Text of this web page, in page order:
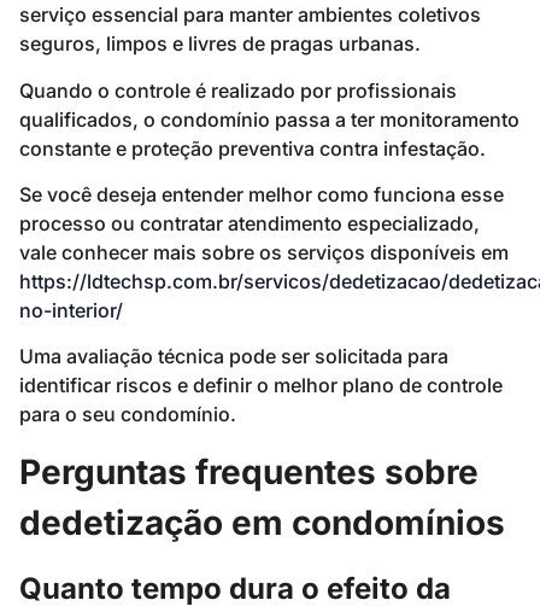
serviço essencial para manter ambientes coletivos
seguros, limpos e livres de pragas urbanas.
Quando o controle é realizado por profissionais
qualificados, o condomínio passa a ter monitoramento
constante e proteção preventiva contra infestação.
Se você deseja entender melhor como funciona esse
processo ou contratar atendimento especializado,
vale conhecer mais sobre os serviços disponíveis em
https://ldtechsp.com.br/servicos/dedetizacao/
no-interior/
Uma avaliação técnica pode ser solicitada para
identificar riscos e definir o melhor plano de controle
para o seu condomínio.
Perguntas frequentes sobre
dedetização em condomínios
Quanto tempo dura o efeito da